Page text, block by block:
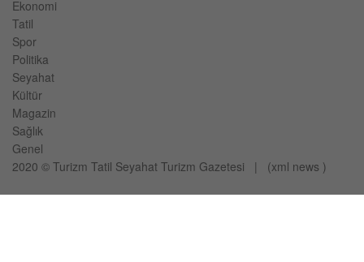
Ekonomi
Tatil
Spor
Politika
Seyahat
Kültür
Magazin
Sağlık
Genel
2020 © Turizm Tatil Seyahat Turizm Gazetesi | (xml news )